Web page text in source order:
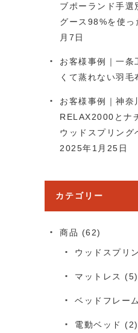
ブポーランド手選
グース98%を使っ
月7日
お客様事例｜一条
くて蒸れない羽毛
お客様事例｜神奈
RELAX2000とナ
ウッドスプリング
2025年1月25日
カテゴリー
商品 (62)
ウッドスプリ
マットレス (5)
ベッドフレーム
電動ベッド (2)